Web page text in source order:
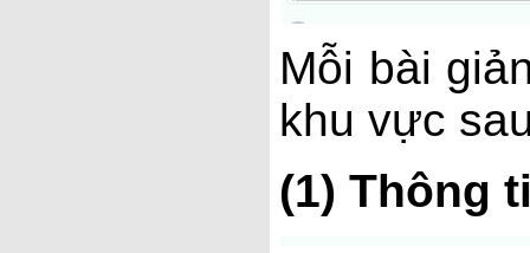
Mỗi bài
khu vực
(1) Thông